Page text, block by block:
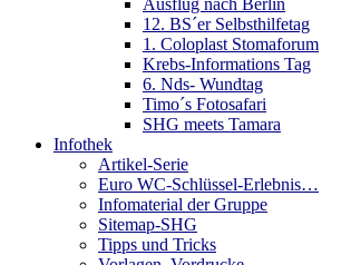
12. BS´er Selbsthilfetag
1. Coloplast Stomaforum
Krebs-Informations Tag
6. Nds- Wundtag
Timo´s Fotosafari
SHG meets Tamara
Infothek
Artikel-Serie
Euro WC-Schlüssel-Erlebnis…
Infomaterial der Gruppe
Sitemap-SHG
Tipps und Tricks